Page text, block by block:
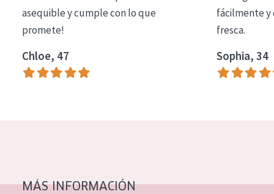
COLECCIÓN
Essentials
Lift+
Piel normal y seca
asequible y cumple con lo que
promete!
Chloe, 47
fácilmente y
fresca.
Sophia, 34
MÁS INFORMACIÓN